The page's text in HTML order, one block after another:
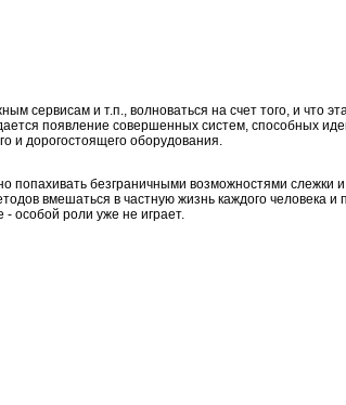
сервисам и т.п., волноваться на счет того, и что
появление совершенных систем, способных
и дорогостоящего оборудования.
безграничными возможностями слежки
вмешаться в частную жизнь каждого человека и
особой роли уже не играет.